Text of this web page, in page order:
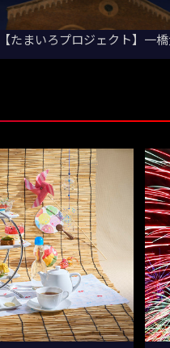
【たまいろプロジェクト】一